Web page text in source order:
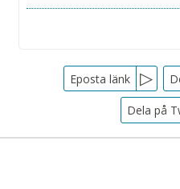
FacebookEposta länk
Dela på